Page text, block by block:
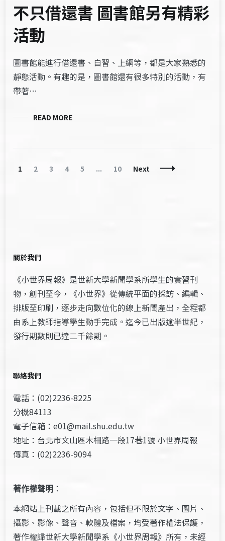
不只借還書 圖書館另有精彩
活動
圖書館能進行借還書、自習、上網等，都是大家熟悉的
靜態活動。有趣的是，圖書館還有很多特別的活動，有
帶著…
READ MORE
Posts
Page
1 Page
2 Page
3 Page
4 Page
5 ... Page
10 Next
關於我們
《小世界周報》是世新大學新聞學系所學生的實習刊
物，創刊至今，《小世界》從傳統平面的採訪、編輯、
排版至印刷，逐步走向數位化的線上新聞產出，全程都
由系上教師指導學生動手完成。迄今已出版逾半世紀，
發行期數則已達二千餘期。
聯絡我們
電話：(02)2236-8225
分機84113
電子信箱：e01@mail.shu.edu.tw
地址：台北市文山區木柵路一段17巷1號 小世界周報
傳真：(02)2236-9094
著作權聲明 ：
本網站上刊載之所有內容，包括但不限於文字、圖片、
攝影、影像、聲音、軟體及檔案，均受著作權法保護，
著作權歸世新大學新聞學系《小世界周報》所有，未經